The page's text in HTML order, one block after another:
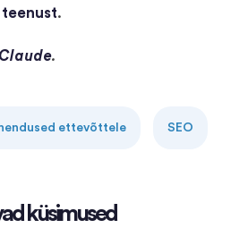
.
.
ettevõttele SEO
küsimused